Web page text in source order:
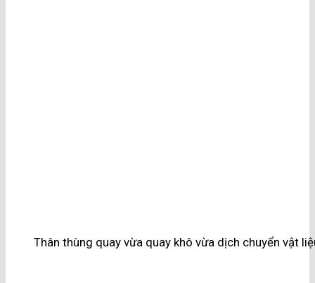
Thân thùng quay vừa quay khô vừa dịch chuyển vật